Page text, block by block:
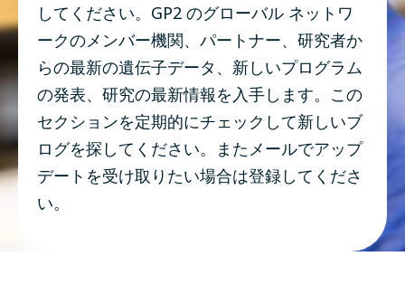
してください。GP2 のグローバル ネットワ
ークのメンバー機関、パートナー、研究者か
らの最新の遺伝子データ、新しいプログラム
の発表、研究の最新情報を入手します。この
セクションを定期的にチェックして新しいブ
ログを探してください。またメールでアップ
デートを受け取りたい場合は登録してくださ
い。